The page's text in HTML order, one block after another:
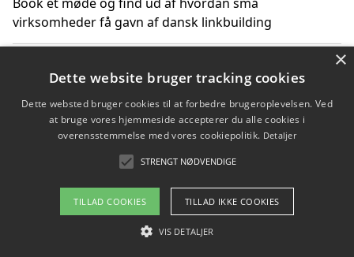
virksomheder få gavn af dansk linkbuilding
får du indgår et samarbejde
Hold et møde med en WordPress ekspert og vælg den
mest professionelle til at vedligeholde din løsning
Copyright 2026 - Pilanto Aps
Om / kontakt
×
Dette website bruger tracking cookies
Dette websted bruger cookies til at forbedre brugeroplevelsen. Ved
at bruge vores hjemmeside accepterer du alle cookies i
overensstemmelse med vores cookiepolitik. Detaljer
STRENGT NØDVENDIGE
TILLAD COOKIES TILLAD IKKE COOKIES
VIS DETALJER